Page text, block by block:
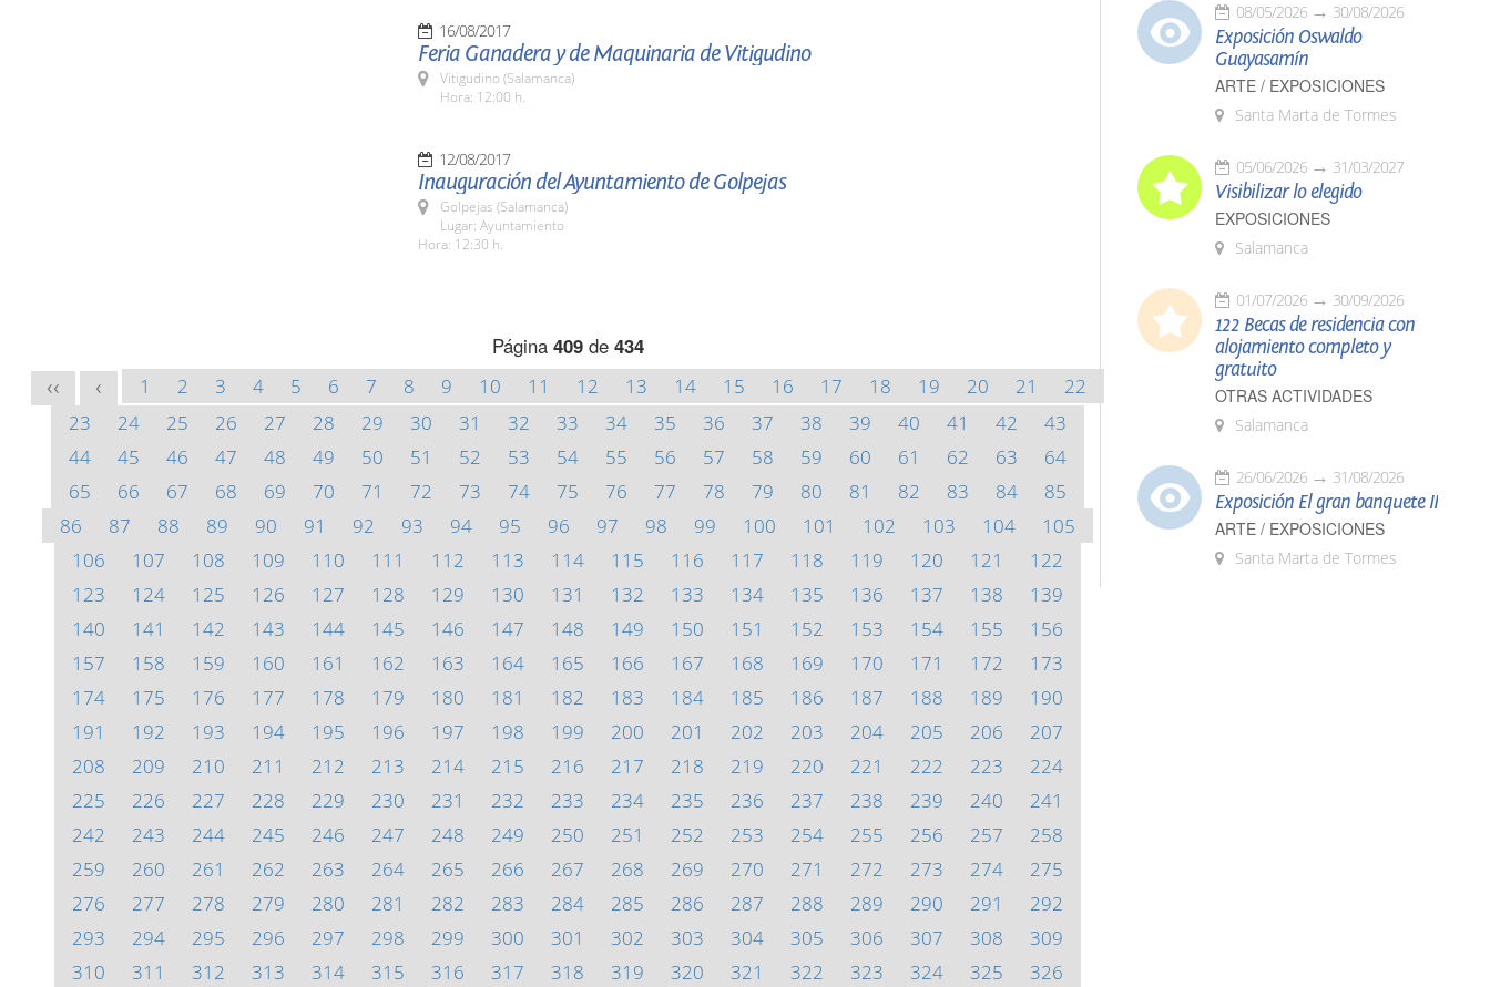
16/08/2017
Feria Ganadera y de Maquinaria de Vitigudino
Vitigudino (Salamanca)
Hora: 12:00 h.
12/08/2017
Inauguración del Ayuntamiento de Golpejas
Golpejas (Salamanca)
Lugar: Ayuntamiento
Hora: 12:30 h.
Página 409de 434
<< < 1 2 3 4 5 6 7 8 9 10 11 12 13 14 15 16 17 18 19 20 21
22
23
24 25 26 27 28 29 30 31 32 33 34 35 36 37 38 39 40 41 42
43
44
45 46 47 48 49 50 51 52 53 54 55 56 57 58 59 60 61 62 63
64
65
66 67 68 69 70 71 72 73 74 75 76 77 78 79 80 81 82 83 84
85
86
87 88 89 90 91 92 93 94 95 96 97 98 99 100 101 102 103 104
105
106
107 108 109 110 111 112 113 114 115 116 117 118 119 120 121
122
123
124 125 126 127 128 129 130 131 132 133 134 135 136 137 138
139
140
141 142 143 144 145 146 147 148 149 150 151 152 153 154 155
156
157
158 159 160 161 162 163 164 165 166 167 168 169 170 171 172
173
174
175 176 177 178 179 180 181 182 183 184 185 186 187 188 189
190
191
192 193 194 195 196 197 198 199 200 201 202 203 204 205 206
207
208
209 210 211 212 213 214 215 216 217 218 219 220 221 222 223
224
225
226 227 228 229 230 231 232 233 234 235 236 237 238 239 240
241
242
243 244 245 246 247 248 249 250 251 252 253 254 255 256 257
258
259
260 261 262 263 264 265 266 267 268 269 270 271 272 273 274
275
276
277 278 279 280 281 282 283 284 285 286 287 288 289 290 291
292
293
294 295 296 297 298 299 300 301 302 303 304 305 306 307 308
309
310
311 312 313 314 315 316 317 318 319 320 321 322 323 324 325 326
08/05/2026 30/08/2026
Exposición Oswaldo
Guayasamín
ARTE / EXPOSICIONES
Santa Marta de Tormes
05/06/2026 31/03/2027
Visibilizar lo elegido
EXPOSICIONES
Salamanca
01/07/2026 30/09/2026
122 Becas de residencia con
alojamiento completo y
gratuito
OTRAS ACTIVIDADES
Salamanca
26/06/2026 31/08/2026
Exposición El gran banquete II
ARTE / EXPOSICIONES
Santa Marta de Tormes